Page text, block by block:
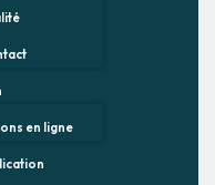
en ligne